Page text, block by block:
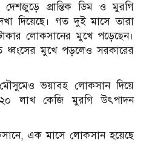
প্রান্তিক ডিম ও মুরগি
দিয়েছে। গত দুই মাসে তারা
লোকসানের মুখে পড়েছেন।
ধ্বংসের মুখে পড়লেও সরকারের
ভয়াবহ লোকসান দিয়ে
২০ লাখ কেজি মুরগি উৎপাদন
এক মাসে লোকসান হয়েছে